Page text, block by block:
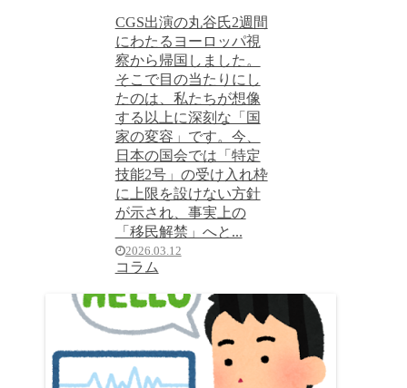
CGS出演の丸谷氏2週間
にわたるヨーロッパ視
察から帰国しました。
そこで目の当たりにし
たのは、私たちが想像
する以上に深刻な「国
家の変容」です。今、
日本の国会では「特定
技能2号」の受け入れ枠
に上限を設けない方針
が示され、事実上の
「移民解禁」へと...
2026.03.12
コラム